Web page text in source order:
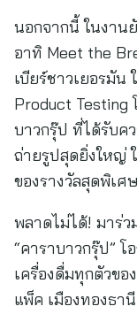
นอกจากนี้ ในงาน
อาทิ Meet the
เบียร์ชาวเยอรมัน
Product Testing
บาวกรุ๊ป ที่ได้รับค
ถ่ายรูปสุดยิ่งใหญ่
ของรางวัลสุดพิเศ
พลาดไม่ได้! มาร่
“คาราบาวกรุ๊ป”
เครื่องดื่มทุกตัวขอ
แพ็ค เมืองทองธา